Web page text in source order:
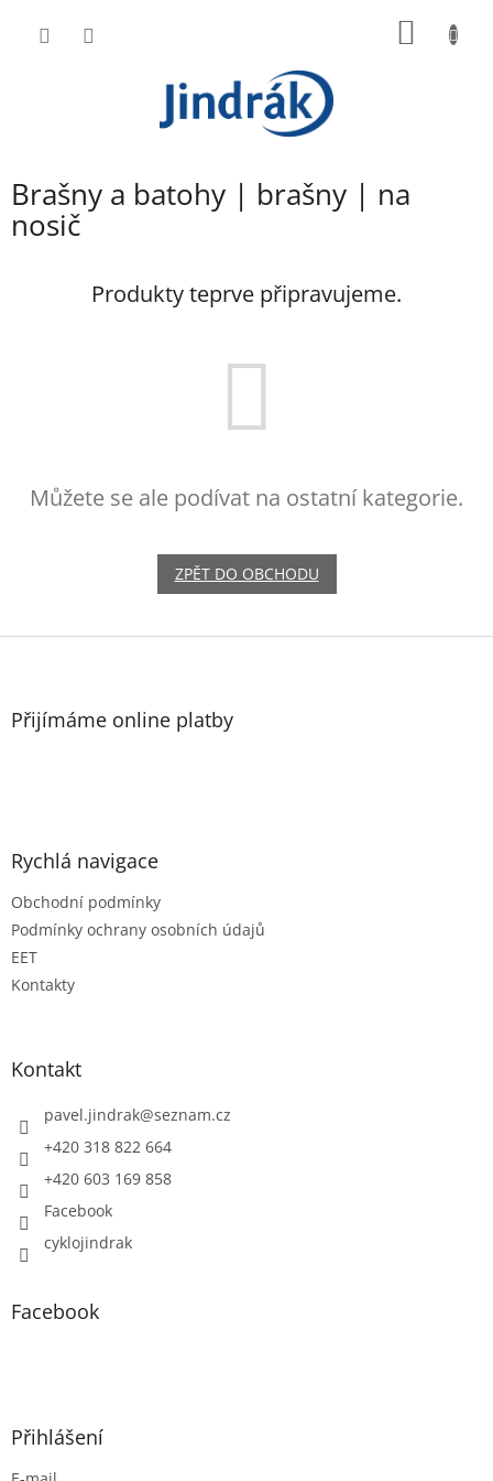
Brašny a batohy | brašny | na
nosič
Produkty teprve připravujeme.
Můžete se ale podívat na ostatní kategorie.
ZPĚT DO OBCHODU
Z
Přijímáme online platby
Rychlá navigace
Obchodní podmínky
Podmínky ochrany osobních údajů
EET
Kontakty
Kontakt
pavel.jindrak@seznam.cz
+420 318 822 664
+420 603 169 858
Facebook
cyklojindrak
Facebook
Přihlášení